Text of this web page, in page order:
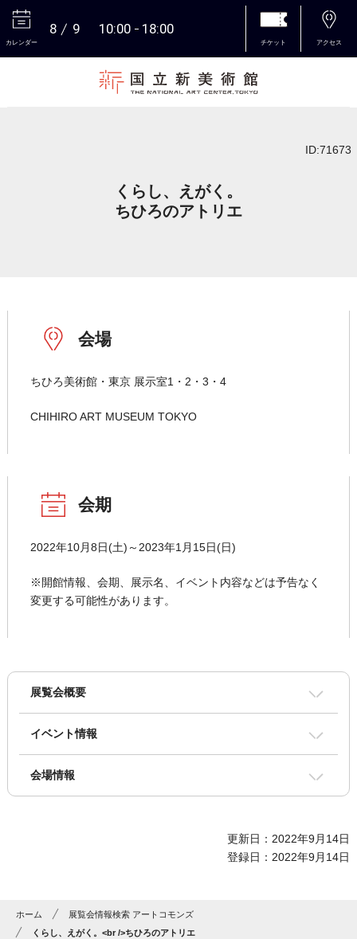
カレンダー
8 9 10:00 18:00
チケット アクセス
ID:71673
くらし、えがく。
ちひろのアトリエ
会場
ちひろ美術館・東京 展示室1・2・3・4
CHIHIRO ART MUSEUM TOKYO
会期
2022年10月8日(土)～2023年1月15日(日)
※開館情報、会期、展示名、イベント内容などは予告なく
変更する可能性があります。
展覧会概要
イベント情報
会場情報
更新日：2022年9月14日
登録日：2022年9月14日
ホーム
展覧会情報検索 アートコモンズ
くらし、えがく。<br />ちひろのアトリエ